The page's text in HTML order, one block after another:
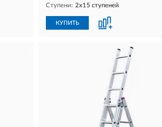
Ступени: 2х15 ступеней
КУПИТЬ